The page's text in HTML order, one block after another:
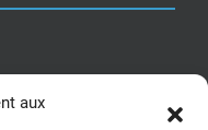
aux